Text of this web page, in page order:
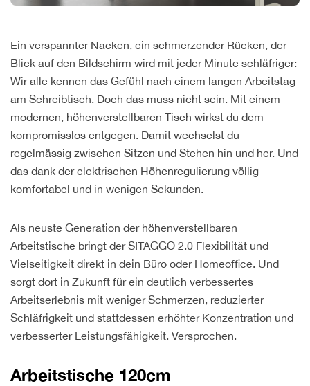
Ein verspannter Nacken, ein schmerzender Rücken, der
Blick auf den Bildschirm wird mit jeder Minute schläfriger:
Wir alle kennen das Gefühl nach einem langen Arbeitstag
am Schreibtisch. Doch das muss nicht sein. Mit einem
modernen, höhenverstellbaren Tisch wirkst du dem
kompromisslos entgegen. Damit wechselst du
regelmässig zwischen Sitzen und Stehen hin und her. Und
das dank der elektrischen Höhenregulierung völlig
komfortabel und in wenigen Sekunden.
Als neuste Generation der höhenverstellbaren
Arbeitstische bringt der SITAGGO 2.0 Flexibilität und
Vielseitigkeit direkt in dein Büro oder Homeoffice. Und
sorgt dort in Zukunft für ein deutlich verbessertes
Arbeitserlebnis mit weniger Schmerzen, reduzierter
Schläfrigkeit und stattdessen erhöhter Konzentration und
verbesserter Leistungsfähigkeit. Versprochen.
Arbeitstische 120cm